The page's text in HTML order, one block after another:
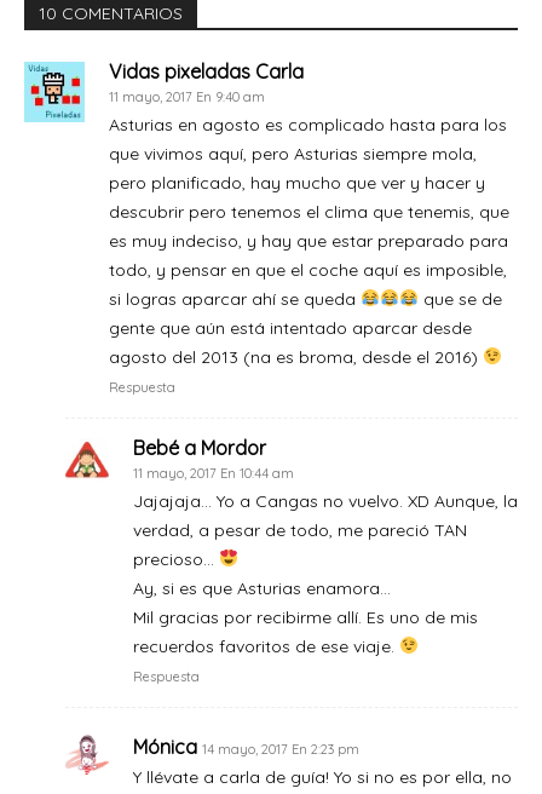
10 COMENTARIOS
Vidas pixeladas Carla
11 mayo, 2017 En 9:40 am
Asturias en agosto es complicado hasta para los
que vivimos aquí, pero Asturias siempre mola,
pero planificado, hay mucho que ver y hacer y
descubrir pero tenemos el clima que tenemis, que
es muy indeciso, y hay que estar preparado para
todo, y pensar en que el coche aquí es imposible,
si logras aparcar ahí se queda
que se de
gente que aún está intentado aparcar desde
agosto del 2013 (na es broma, desde el 2016)
Respuesta
Bebé a Mordor
11 mayo, 2017 En 10:44 am
Jajajaja… Yo a Cangas no vuelvo. XD Aunque, la
verdad, a pesar de todo, me pareció TAN
precioso…
Ay, si es que Asturias enamora…
Mil gracias por recibirme allí. Es uno de mis
recuerdos favoritos de ese viaje.
Respuesta
Mónica 14 mayo, 2017 En 2:23 pm
Y llévate a carla de guía! Yo si no es por ella, no